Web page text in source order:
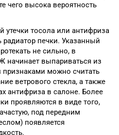
чего высока вероятность
утечки тосола или антифриза
печки. Указанный
не сильно, в
начинает выпариваться из
можно считать
ветрового стекла, а также
антифриза в салоне. Более
проявляются в виде того,
под передним
появляется